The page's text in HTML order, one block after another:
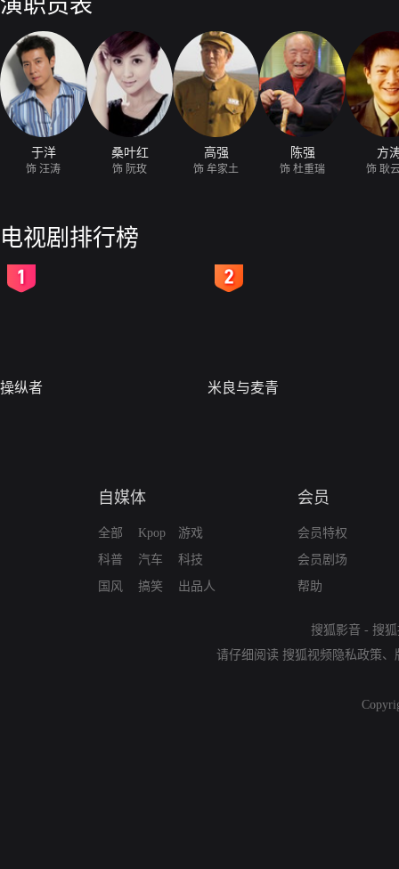
于洋
饰 汪涛
桑叶红
饰 阮玫
高强
饰 牟家土
陈强
饰 杜重瑞
方
饰 耿
电视剧排行榜
操纵者 米良与麦青
自媒体
全部
科普
国风
Kpop
汽车
搞笑
游戏
科技
出品人
会员
会员特权
会员剧场
帮助
搜狐影音 - 搜
请仔细阅读 搜狐视频隐私政策、